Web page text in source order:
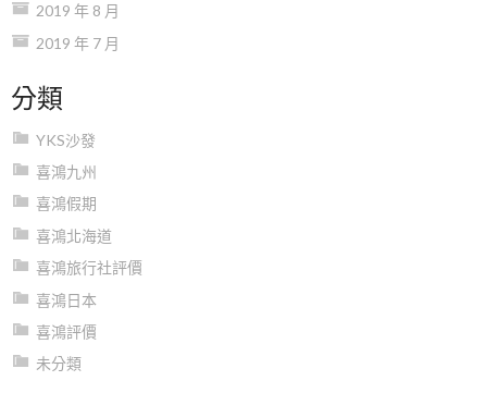
2019 年 8 月
2019 年 7 月
分類
YKS沙發
喜鴻九州
喜鴻假期
喜鴻北海道
喜鴻旅行社評價
喜鴻日本
喜鴻評價
未分類